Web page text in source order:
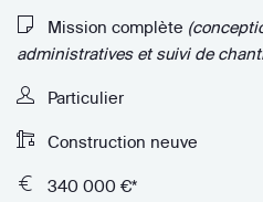
Mission complète
administratives et suivi de
Particulier
Construction neuve
340 000 €*